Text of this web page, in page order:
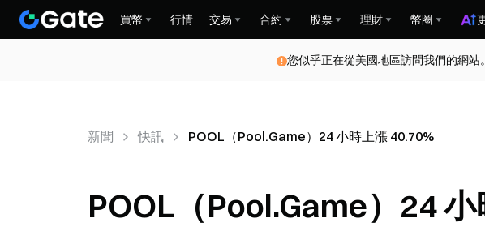
買幣 行情 交易 合約 股票 理財 幣圈
您似乎正在從美國地區訪問我們的網站
新聞 快訊 POOL（Pool.Game）24 小時上漲 40.70%
POOL（Pool.Game）24